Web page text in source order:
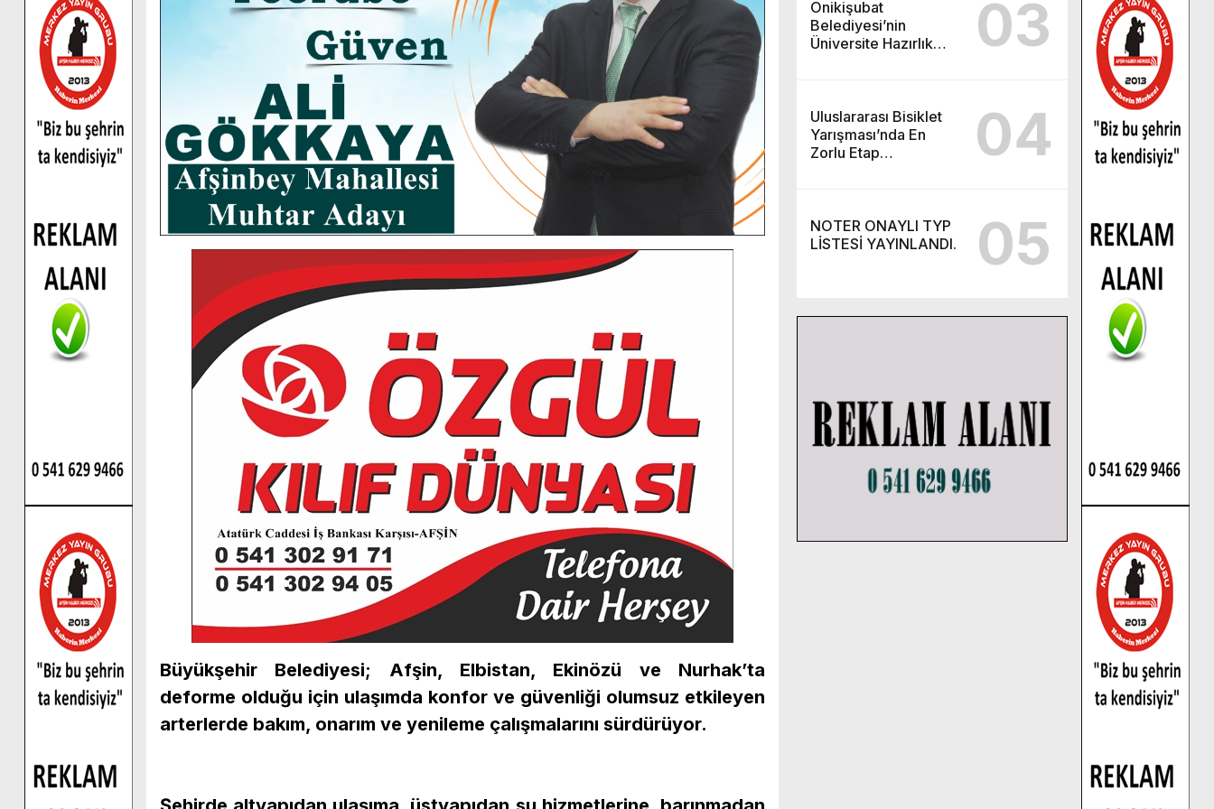
Onikişubat
Belediyesi’nin
Üniversite Hazırlık
03
Uluslararası Bisiklet
Yarışması’nda En
Zorlu Etap
04
NOTER ONAYLI TYP
LİSTESİ YAYINLANDI.
05
Büyükşehir Belediyesi; Afşin, Elbistan, Ekinözü ve Nurhak’ta
deforme olduğu için ulaşımda konfor ve güvenliği olumsuz etkileyen
arterlerde bakım, onarım ve yenileme çalışmalarını sürdürüyor.